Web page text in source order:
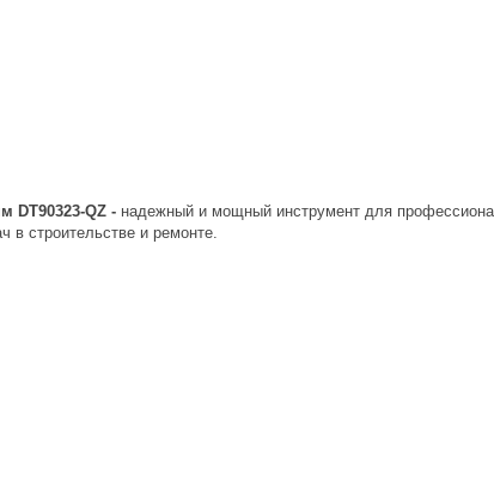
DT90323-QZ - надежный и мощный инструмент для
в строительстве и ремонте.